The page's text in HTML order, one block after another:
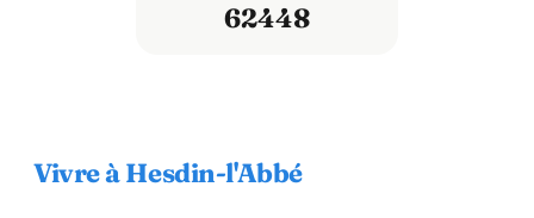
62448
Vivre à Hesdin-l'Abbé